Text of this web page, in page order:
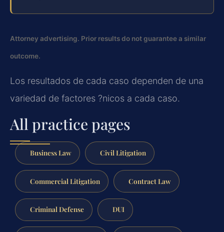
Attorney advertising. Prior results do not guarantee a similar
outcome.
Los resultados de cada caso dependen de una
variedad de factores ?nicos a cada caso.
All practice pages
Business Law Civil Litigation
Commercial Litigation Contract Law
Criminal Defense DUI